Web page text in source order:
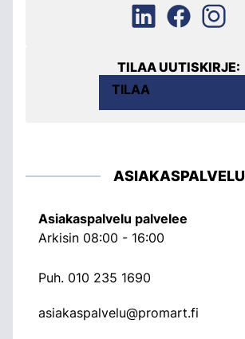
TILAA UUTISKIRJE:
TILAA
ASIAKASPALVELU
Asiakaspalvelu palvelee
Arkisin 08:00 - 16:00
Puh. 010 235 1690
asiakaspalvelu@promart.fi